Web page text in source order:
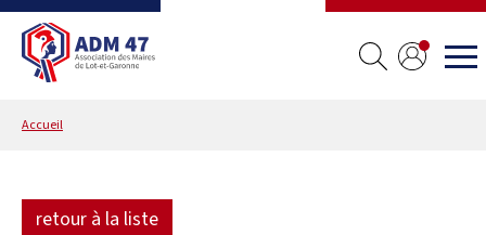
Accueil
retour à la liste